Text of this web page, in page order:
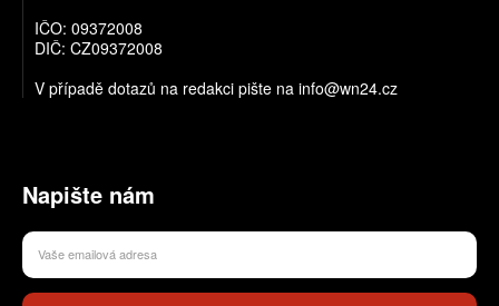
IČO: 09372008
DIČ: CZ09372008
V případě dotazů na redakci pište na info@wn24.cz
Napište nám